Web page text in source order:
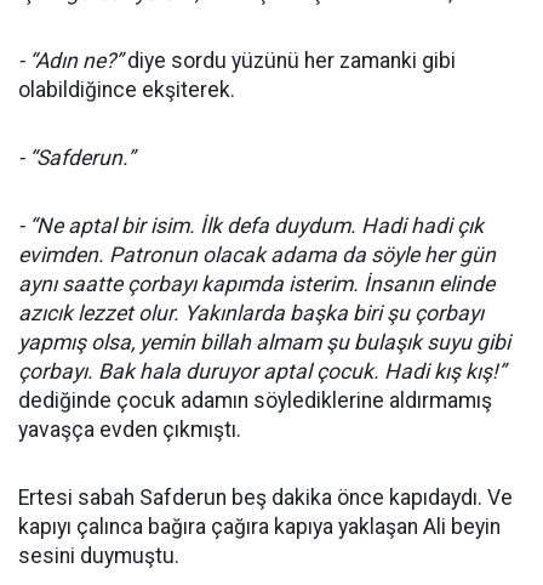
- “Adın ne?”diye sordu yüzünü her zamanki gibi
olabildiğince ekşiterek.
- “Safderun.”
- “Ne aptal bir isim. İlk defa duydum. Hadi hadi çık
evimden. Patronun olacak adama da söyle her gün
aynı saatte çorbayı kapımda isterim. İnsanın elinde
azıcık lezzet olur. Yakınlarda başka biri şu çorbayı
yapmış olsa, yemin billah almam şu bulaşık suyu gibi
çorbayı. Bak hala duruyor aptal çocuk. Hadi kış kış!”
dediğinde çocuk adamın söylediklerine aldırmamış
yavaşça evden çıkmıştı.
Ertesi sabah Safderun beş dakika önce kapıdaydı. Ve
kapıyı çalınca bağıra çağıra kapıya yaklaşan Ali beyin
sesini duymuştu.